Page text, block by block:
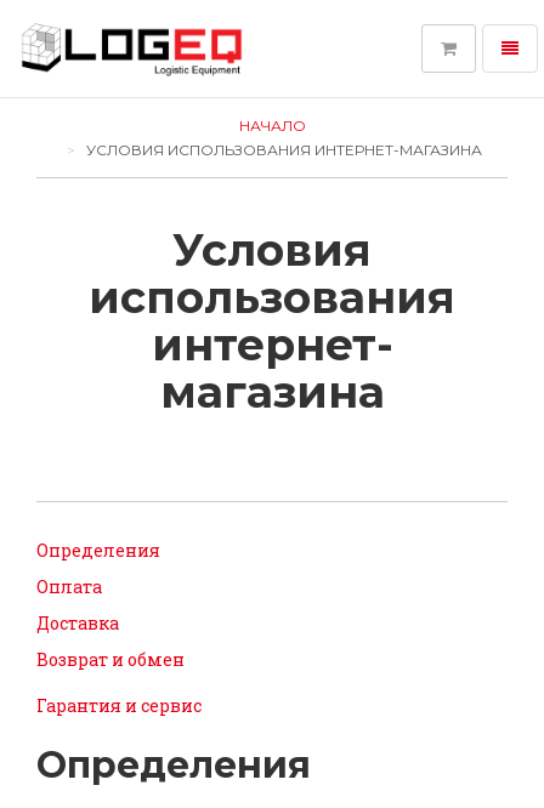
LOGEQ
НАЧАЛО
УСЛОВИЯ ИСПОЛЬЗОВАНИЯ ИНТЕРНЕТ-МАГАЗИНА
Условия
использования
интернет-
магазина
Определения
Оплата
Доставка
Возврат и обмен
Гарантия и сервис
Определения